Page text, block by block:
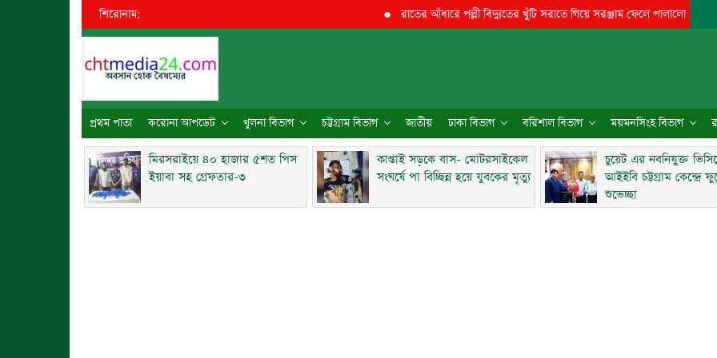
শিরোনাম: রাতের আঁধারে পল্লী বিদ্যুতের খুঁটি সরাতে গিয়ে সরঞ্জাম ফেলে পালালো●
প্রথম পাতা করোনা আপডেট খুলনা বিভাগ চট্টগ্রাম বিভাগ জাতীয় ঢাকা বিভাগ বরিশাল বিভাগ ময়মনসিংহ বিভাগ
মিরসরাইয়ে ৪০ হাজার ৫শত পিস
ইয়াবা সহ গ্রেফতার-৩
কাপ্তাই সড়কে বাস- মোটরসাইকেল
সংঘর্ষে পা বিচ্ছিন্ন হয়ে যুবকের মৃত্যু
চুয়েট এর নবনিযুক্ত
আইইবি চট্টগ্রাম কেন্দ্রে
শুভেচ্ছা